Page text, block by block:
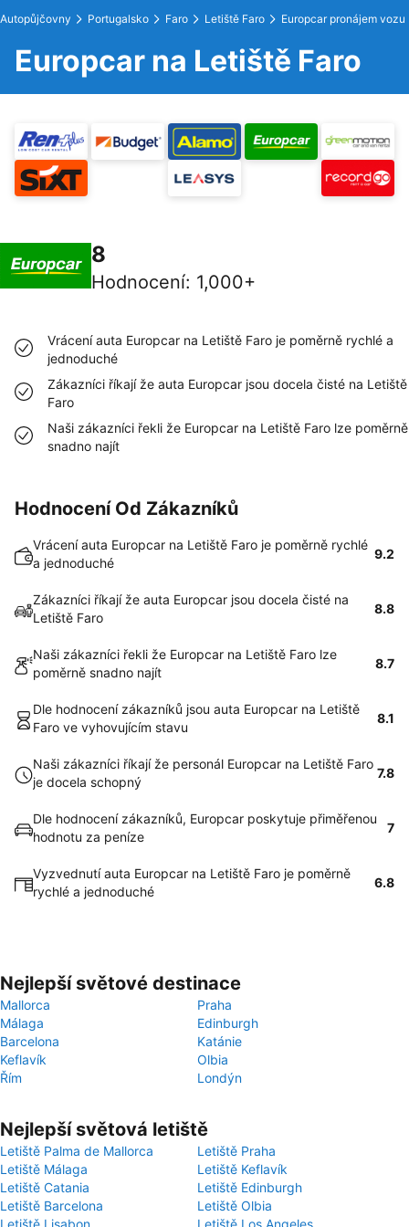
Autopůjčovny Portugalsko Faro Letiště Faro Europcar pronájem vozu
Europcar na Letiště Faro
8
Hodnocení: 1,000+
Vrácení auta Europcar na Letiště Faro je poměrně rychlé a
jednoduché
Zákazníci říkají že auta Europcar jsou docela čisté na Letiště
Faro
Naši zákazníci řekli že Europcar na Letiště Faro lze poměrně
snadno najít
Hodnocení Od Zákazníků
Vrácení auta Europcar na Letiště Faro je poměrně rychlé
a jednoduché
9.2
Zákazníci říkají že auta Europcar jsou docela čisté na
Letiště Faro
8.8
Naši zákazníci řekli že Europcar na Letiště Faro lze
poměrně snadno najít
8.7
Dle hodnocení zákazníků jsou auta Europcar na Letiště
Faro ve vyhovujícím stavu
8.1
Naši zákazníci říkají že personál Europcar na Letiště Faro
je docela schopný
7.8
Dle hodnocení zákazníků, Europcar poskytuje přiměřenou
hodnotu za peníze
7
Vyzvednutí auta Europcar na Letiště Faro je poměrně
rychlé a jednoduché
6.8
Nejlepší světové destinace
Mallorca
Praha
Málaga
Edinburgh
Barcelona
Katánie
Keflavík
Olbia
Řím
Londýn
Nejlepší světová letiště
Letiště Palma de Mallorca
Letiště Praha
Letiště Málaga
Letiště Keflavík
Letiště Catania
Letiště Edinburgh
Letiště Barcelona
Letiště Olbia
Letiště Lisabon
Letiště Los Angeles